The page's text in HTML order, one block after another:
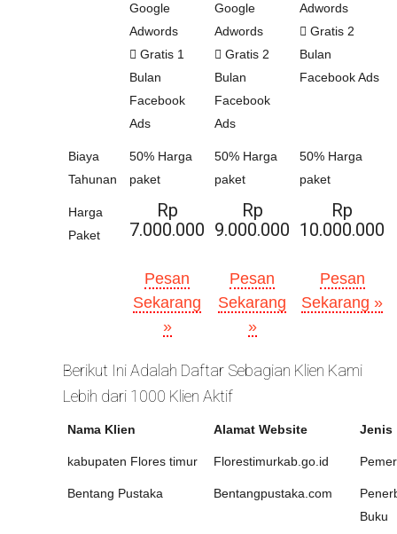
Google
Adwords
Gratis 1
Bulan
Facebook
Ads
Google
Adwords
Gratis 2
Bulan
Facebook
Ads
Adwords
Gratis 2
Bulan
Facebook Ads
Biaya
Tahunan
50% Harga
paket
50% Harga
paket
50% Harga
paket
Harga
Paket
Rp
7.000.000
Rp
9.000.000
Rp
10.000.000
Pesan
Sekarang
»
Pesan
Sekarang
»
Pesan
Sekarang »
Berikut Ini Adalah Daftar Sebagian Klien Kami
Lebih dari 1000 Klien Aktif
Nama Klien Alamat Website Jenis
kabupaten Flores timur Florestimurkab.go.id
Bentang Pustaka Bentangpustaka.com
Buku